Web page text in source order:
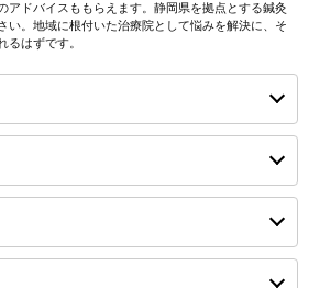
アドバイスももらえます。静岡県を拠点とする鍼灸
い。地域に根付いた治療院として悩みを解決に、そ
るはずです。